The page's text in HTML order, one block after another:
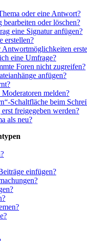
oder eine Antwort?
oder löschen?
eine Signatur anfügen?
erstellen?
eine Umfrage?
Foren nicht zugreifen?
anfügen?
melden?
Schaltfläche beim
freigegeben werden?
als neu?
einfügen?